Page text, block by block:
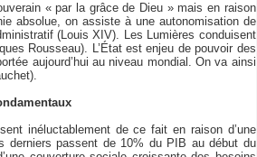
« par la grâce de Dieu » mais en raison
absolue, on assiste à une autonomisation de
(Louis XIV). Les Lumières conduisent
Rousseau). L’État est enjeu de pouvoir des
aujourd’hui au niveau mondial. On va ainsi
inéluctablement de ce fait en raison d’une
derniers passent de 10% du PIB au début du